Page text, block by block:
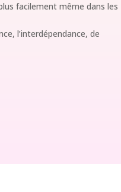
facilement même dans les
l’interdépendance, de